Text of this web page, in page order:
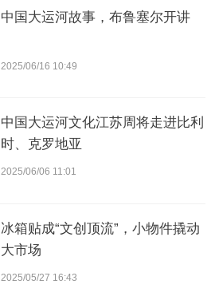
中国大运河故事，布鲁塞尔开讲
2025/06/16 10:49
中国大运河文化江苏周将走进比利
时、克罗地亚
2025/06/06 11:01
冰箱贴成“文创顶流”，小物件撬动
大市场
2025/05/27 16:43